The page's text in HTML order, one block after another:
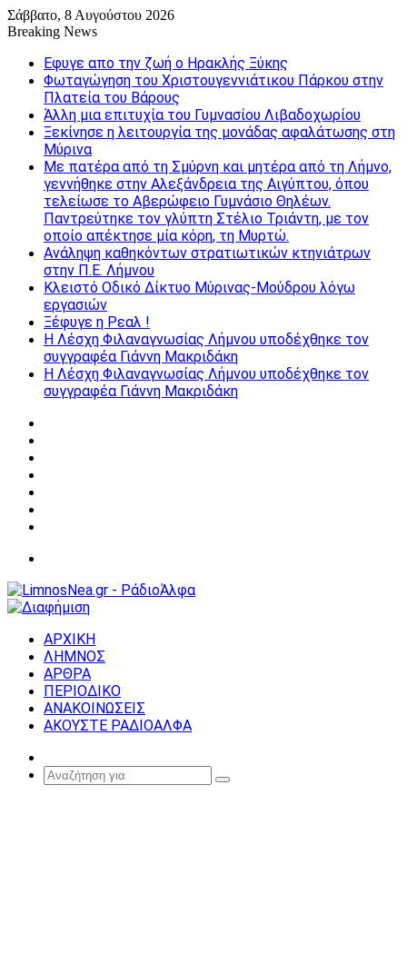
Σάββατο, 8 Αυγούστου 2026
Breaking News
Εφυγε απο την ζωή o Ηρακλής Ξύκης
Φωταγώγηση του Χριστουγεννιάτικου Πάρκου στην
Πλατεία του Βάρους
Άλλη μια επιτυχία του Γυμνασίου Λιβαδοχωρίου
Ξεκίνησε η λειτουργία της μονάδας αφαλάτωσης στη
Μύρινα
Με πατέρα από τη Σμύρνη και μητέρα από τη Λήμνο,
γεννήθηκε στην Αλεξάνδρεια της Αιγύπτου, όπου
τελείωσε το Αβερώφειο Γυμνάσιο Θηλέων.
Παντρεύτηκε τον γλύπτη Στέλιο Τριάντη, με τον
οποίο απέκτησε μία κόρη, τη Μυρτώ.
Ανάληψη καθηκόντων στρατιωτικών κτηνιάτρων
στην Π.Ε. Λήμνου
Κλειστό Οδικό Δίκτυο Μύρινας-Μούδρου λόγω
εργασιών
Ξέφυγε η Ρεαλ !
Η Λέσχη Φιλαναγνωσίας Λήμνου υποδέχθηκε τον
συγγραφέα Γιάννη Μακριδάκη
Η Λέσχη Φιλαναγνωσίας Λήμνου υποδέχθηκε τον
συγγραφέα Γιάννη Μακριδάκη
ΑΡΧΙΚΗ
ΛΗΜΝΟΣ
ΑΡΘΡΑ
ΠΕΡΙΟΔΙΚΟ
ΑΝΑΚΟΙΝΩΣΕΙΣ
ΑΚΟΥΣΤΕ ΡΑΔΙΟΑΛΦΑ
Article
Αναζήτηση